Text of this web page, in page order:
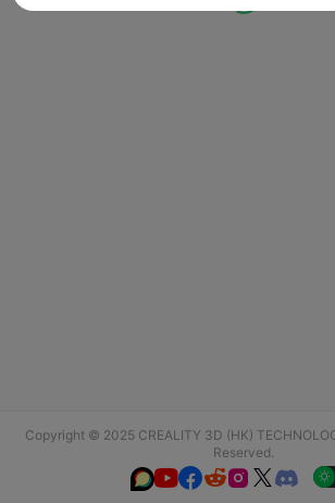
Copyright © 2025 CREALITY 3D (HK)
Reserved.
  